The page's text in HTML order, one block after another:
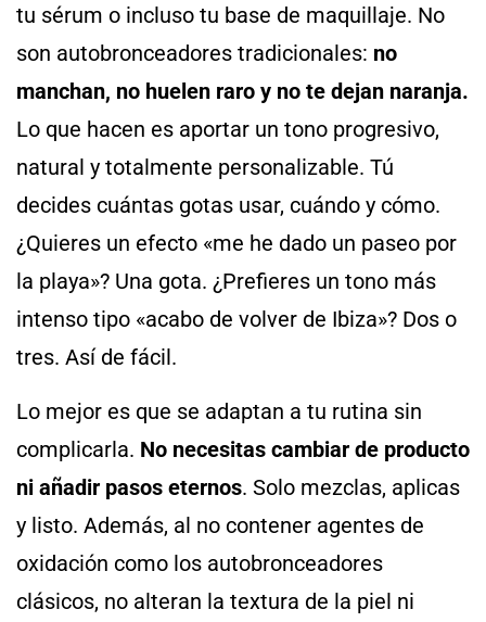
tu sérum o incluso tu base de maquillaje. No
son autobronceadores tradicionales: no
manchan, no huelen raro y no te dejan naranja.
Lo que hacen es aportar un tono progresivo,
natural y totalmente personalizable. Tú
decides cuántas gotas usar, cuándo y cómo.
¿Quieres un efecto «me he dado un paseo por
la playa»? Una gota. ¿Prefieres un tono más
intenso tipo «acabo de volver de Ibiza»? Dos o
tres. Así de fácil.
Lo mejor es que se adaptan a tu rutina sin
complicarla. No necesitas cambiar de producto
ni añadir pasos eternos. Solo mezclas, aplicas
y listo. Además, al no contener agentes de
oxidación como los autobronceadores
clásicos, no alteran la textura de la piel ni